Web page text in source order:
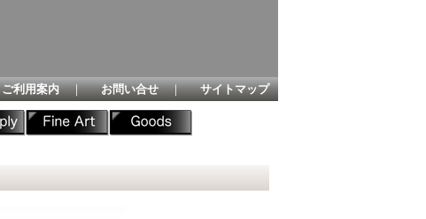
ご利用案内 ｜ お問い合せ ｜ サイトマップ